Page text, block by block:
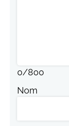
0/800
Nom